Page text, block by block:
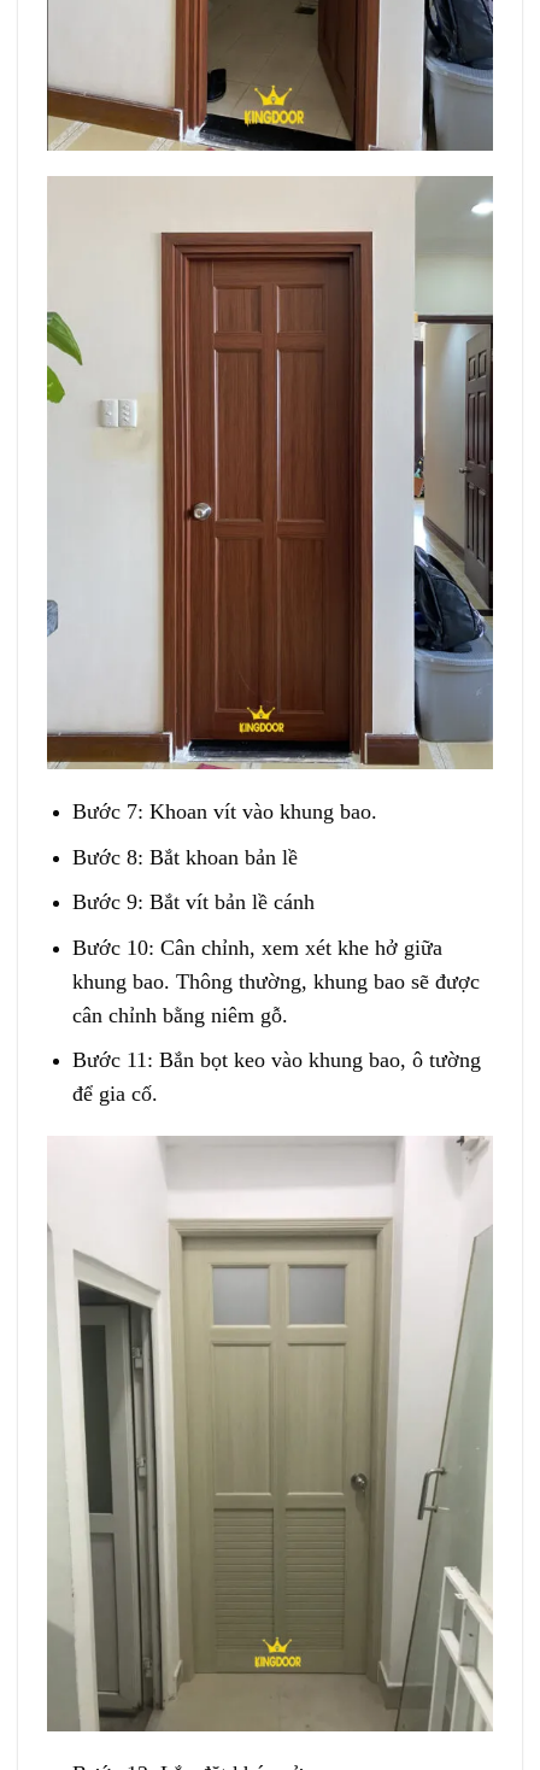
Bước 7: Khoan vít vào khung bao.
Bước 8: Bắt khoan bản lề
Bước 9: Bắt vít bản lề cánh
Bước 10: Cân chỉnh, xem xét khe hở giữa
khung bao. Thông thường, khung bao sẽ được
cân chỉnh bằng niêm gỗ.
Bước 11: Bắn bọt keo vào khung bao, ô tường
để gia cố.